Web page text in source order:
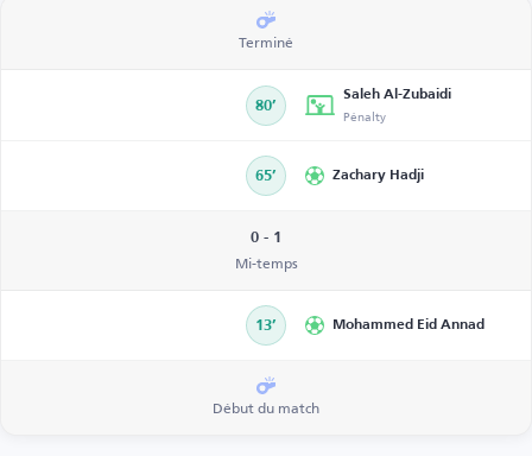
Terminé
80’
Saleh Al-Zubaidi
Pénalty
65’ Zachary Hadji
0 - 1
Mi-temps
13’ Mohammed Eid Annad
Début du match